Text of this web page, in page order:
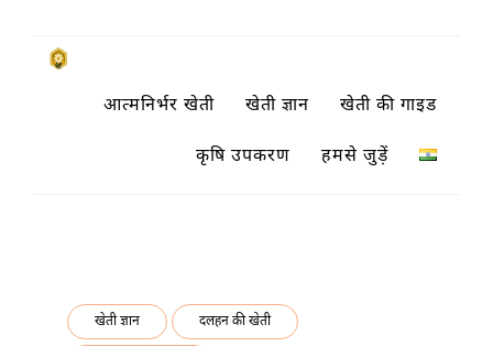
Skip
SUBSISTENCE FARMING
किसानों के साथ, किसानों के लिए
आत्मनिर्भर खेती खेती ज्ञान खेती की गाइड
कृषि उपकरण हमसे जुड़ें
खेती ज्ञान दलहन की खेती